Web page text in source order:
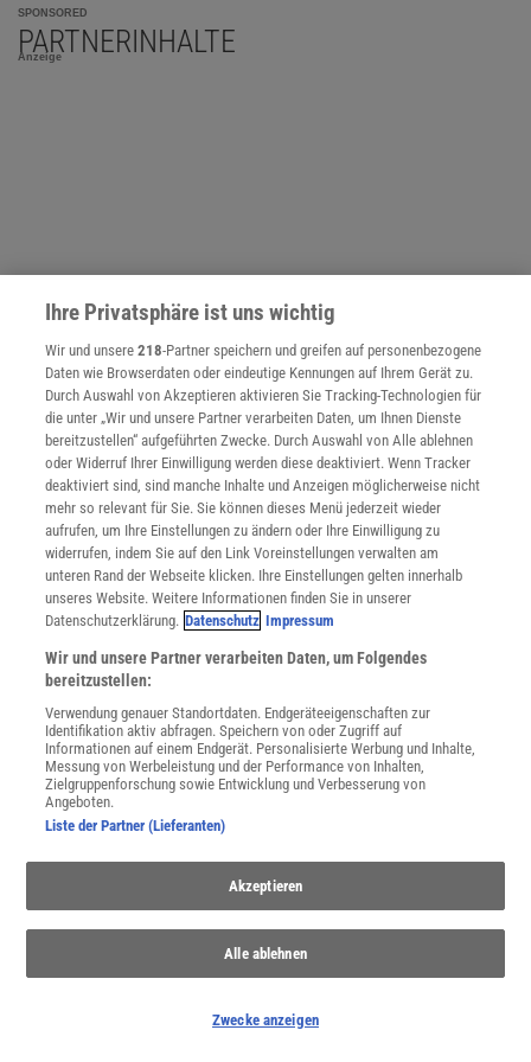
SPONSORED
PARTNERINHALTE
Anzeige
NACH OBEN
Für Sie im Spektrum-Shop und am Kiosk:
WEITERE NEUERSCHEINUNGEN SPEKTRUM SHOP
Spektrum.de-Newsletter abonnieren
JETZT ANMELDEN!
Sie können unsere Newsletter jederzeit wieder abbestellen. Infos zu unserem Umgang
mit Ihren personenbezogenen Daten finden Sie in unserer
Ihre Privatsphäre ist uns wichtig
Wir und unsere218-Partner speichern und greifen auf personenbezogene
Daten wie Browserdaten oder eindeutige Kennungen auf Ihrem Gerät zu.
Durch Auswahl von Akzeptieren aktivieren Sie Tracking-Technologien für
die unter „Wir und unsere Partner verarbeiten Daten, um Ihnen Dienste
bereitzustellen“ aufgeführten Zwecke. Durch Auswahl von Alle ablehnen
oder Widerruf Ihrer Einwilligung werden diese deaktiviert. Wenn Tracker
deaktiviert sind, sind manche Inhalte und Anzeigen möglicherweise nicht
mehr so relevant für Sie. Sie können dieses Menü jederzeit wieder
aufrufen, um Ihre Einstellungen zu ändern oder Ihre Einwilligung zu
widerrufen, indem Sie auf den Link Voreinstellungen verwalten am
unteren Rand der Webseite klicken. Ihre Einstellungen gelten innerhalb
unseres Website. Weitere Informationen finden Sie in unserer
Datenschutzerklärung. Datenschutz Impressum
Wir und unsere Partner verarbeiten Daten, um Folgendes
bereitzustellen:
Verwendung genauer Standortdaten. Endgeräteeigenschaften zur
Identifikation aktiv abfragen. Speichern von oder Zugriff auf
Informationen auf einem Endgerät. Personalisierte Werbung und Inhalte,
Messung von Werbeleistung und der Performance von Inhalten,
Zielgruppenforschung sowie Entwicklung und Verbesserung von
Angeboten.
Liste der Partner (Lieferanten)
Akzeptieren
Alle ablehnen
Zwecke anzeigen